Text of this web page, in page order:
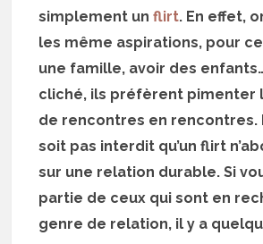
simplement unflirt. En effet,
les même aspirations, pour
une famille, avoir des
cliché, ils préfèrent pimenter
de rencontres en rencontres.
soit pas interdit qu’un flirt
sur une relation durable. Si
partie de ceux qui sont en
genre de relation, il y a